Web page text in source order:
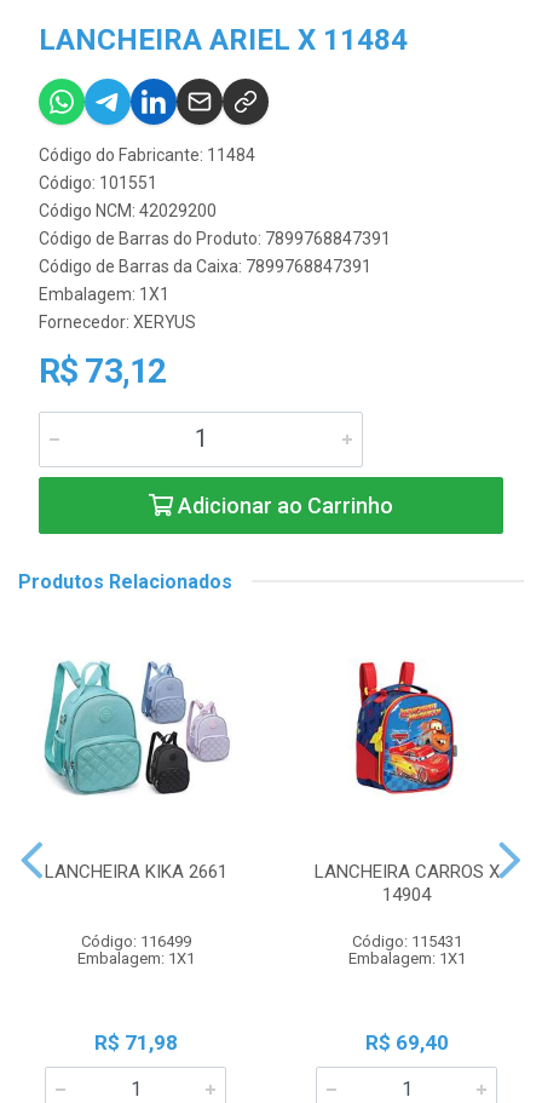
LANCHEIRA ARIEL X 11484
Código do Fabricante: 11484
Código: 101551
Código NCM: 42029200
Código de Barras do Produto: 7899768847391
Código de Barras da Caixa: 7899768847391
Embalagem: 1X1
Fornecedor: XERYUS
R$ 73,12
Adicionar ao Carrinho
Produtos Relacionados
LANCHEIRA KIKA 2661
Código: 116499
Embalagem: 1X1
R$ 71,98
LANCHEIRA CARROS X
14904
Código: 115431
Embalagem: 1X1
R$ 69,40